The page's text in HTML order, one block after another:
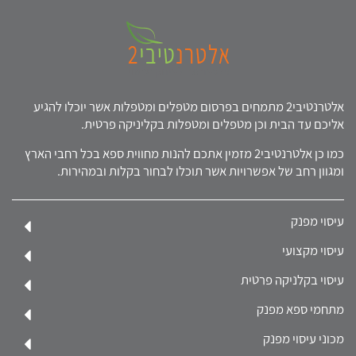
אלטרנטיבי2 מתמחים בפרסום מטפלים ומטפלות אשר יוכלו להגיע
אליכם עד הבית וכן מטפלים ומטפלות בקליניקה פרטית.
כמו כן אלטרנטיבי2 מזמין אתכם להנות מחווית ספא בכל רחבי הארץ
ומגוון רחב של אפשרויות אשר תוכלו לבחור בקלות ובמהירות.
עיסוי מפנק
עיסוי מקצועי
עיסוי בקלניקה פרטית
מתחמי ספא מפנק
מכוני עיסוי מפנק